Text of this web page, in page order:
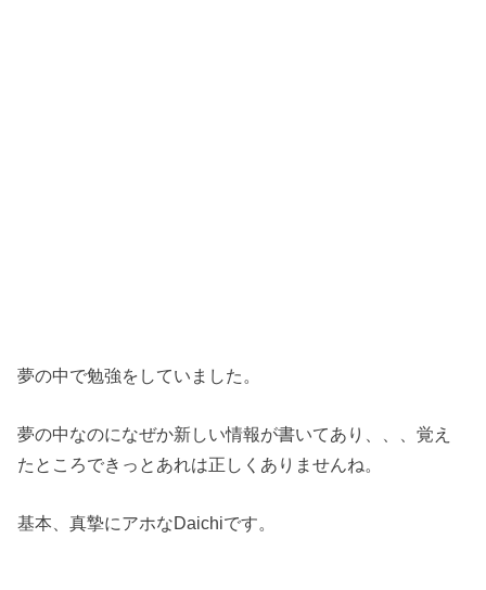
夢の中で勉強をしていました。
夢の中なのになぜか新しい情報が書いてあり、、、覚え
たところできっとあれは正しくありませんね。
基本、真摯にアホなDaichiです。